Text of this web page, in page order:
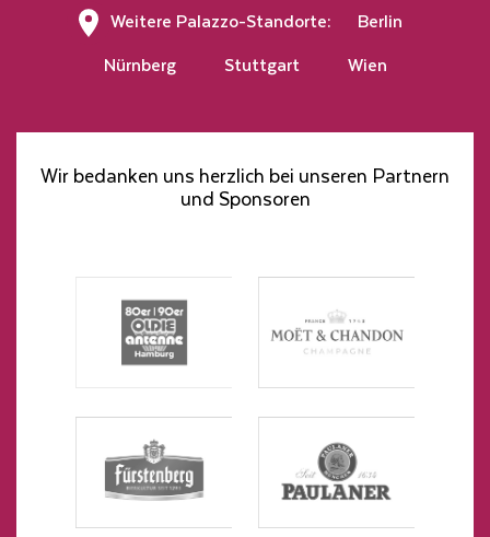
Weitere Palazzo-Standorte:
Berlin
Nürnberg
Stuttgart Wien
Wir bedanken uns herzlich bei unseren Partnern
und Sponsoren